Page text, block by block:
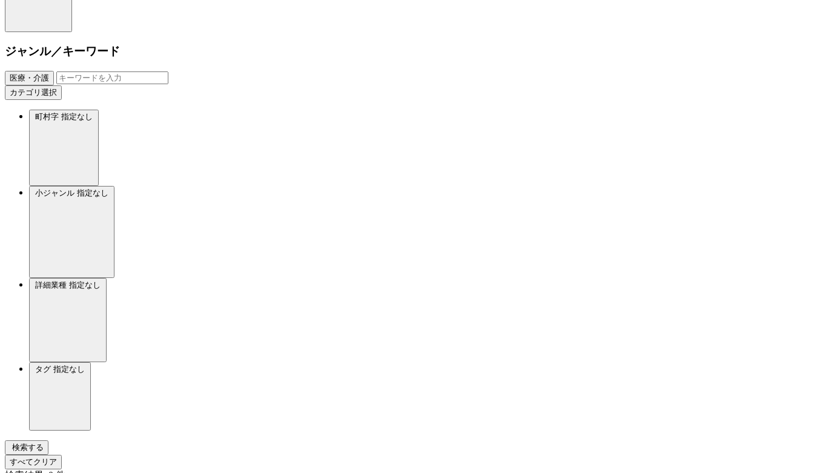
ジャンル／キーワード
医療・介護
カテゴリ選択
町村字 指定なし
小ジャンル 指定なし
詳細業種 指定なし
タグ 指定なし
検索する
すべてクリア